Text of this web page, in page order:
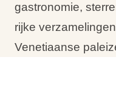
Merken
Ami Loyalty
gastronomie,
rijke
Venetiaanse